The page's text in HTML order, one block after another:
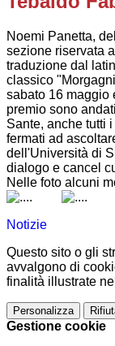
Noemi Panetta,
sezione riservata
traduzione dal
classico
sabato 16 maggio
premio sono
Sante, anche tutti
fermati ad
dell'Università di
dialogo e cancel
Nelle foto alcuni
Notizie
Questo sito o gli
avvalgono di
finalità illustrate
Personalizza
Gestione cookie